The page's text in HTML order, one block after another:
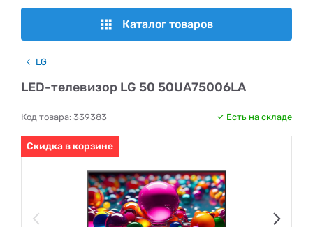
Каталог товаров
LG
LED-телевизор LG 50 50UA75006LA
Код товара: 339383 Есть на складе
Скидка в корзине